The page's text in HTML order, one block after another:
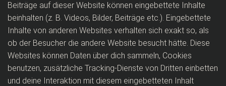
Beiträge auf dieser Website können eingebettete Inhalte
beinhalten (z. B. Videos, Bilder, Beiträge etc.). Eingebettete
Inhalte von anderen Websites verhalten sich exakt so, als
ob der Besucher die andere Website besucht hätte. Diese
Websites können Daten über dich sammeln, Cookies
benutzen, zusätzliche Tracking-Dienste von Dritten einbetten
und deine Interaktion mit diesem eingebetteten Inhalt